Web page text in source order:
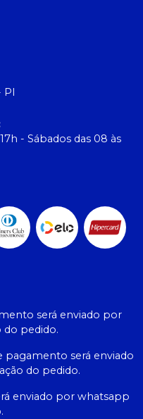
- Sábados das 08 às
será enviado por
pedido.
pagamento será enviado
do pedido.
enviado por whatsapp